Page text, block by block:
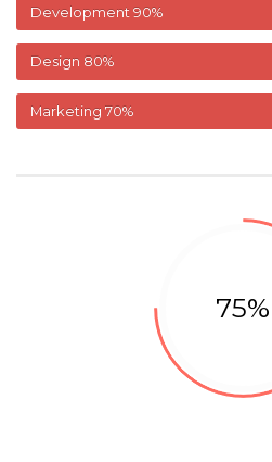
Development 90%
Design 80%
Marketing 70%
75%